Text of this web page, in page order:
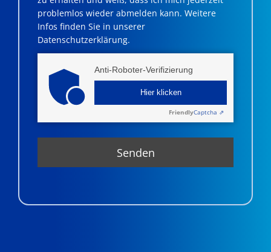
problemlos wieder abmelden kann. Weitere
Infos finden Sie in unserer
Datenschutzerklärung.
Anti-Roboter-Verifizierung
Hier klicken
FriendlyCaptcha ⇗